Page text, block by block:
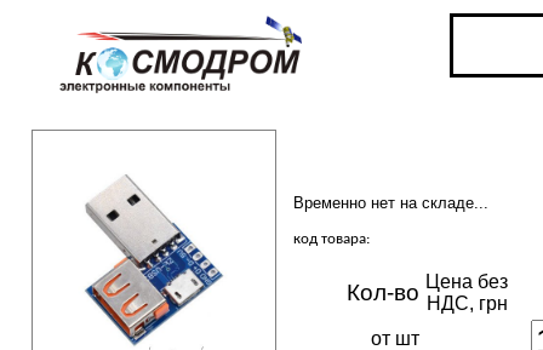
Временно нет на складе...
код товара:
Кол-во Цена без
НДС, грн
от шт